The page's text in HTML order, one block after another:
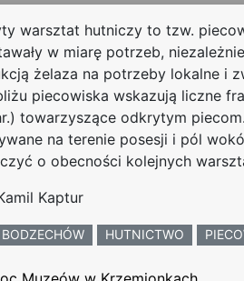
warsztat hutniczy to tzw.
w miarę potrzeb,
żelaza na potrzeby lokalne i
piecowiska wskazują liczne
towarzyszące odkrytym
na terenie posesji i pól
o obecności kolejnych
Kaptur
BODZECHÓW HUTNICTWO